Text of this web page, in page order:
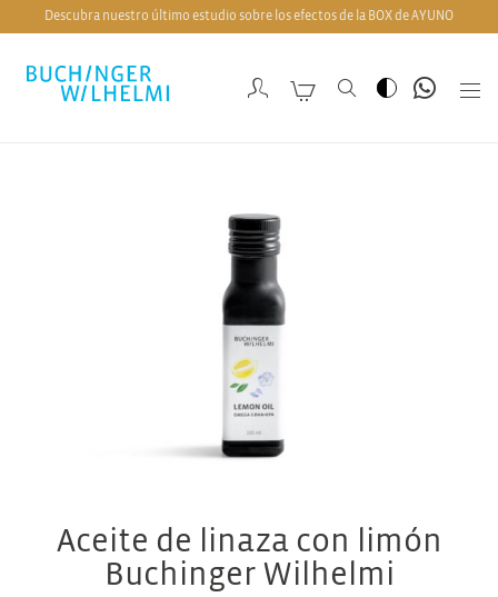
Descubra nuestro último estudio sobre los efectos de la BOX de AYUNO
Aceite de linaza con limón
Buchinger Wilhelmi